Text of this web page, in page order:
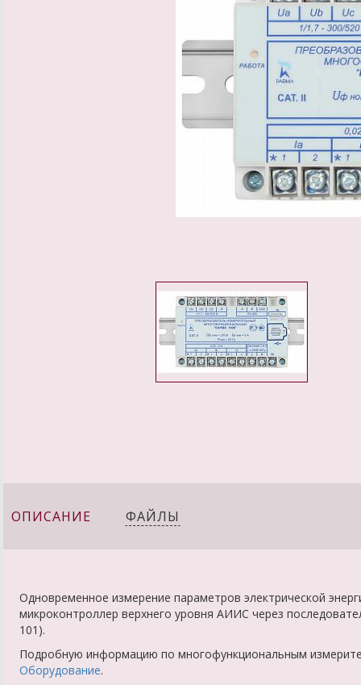
ОПИСАНИЕ ФАЙЛЫ
Одновременное измерение параметров электрической
микроконтроллер верхнего уровня АИИС через
101).
Подробную информацию по многофункциональным
Оборудование.